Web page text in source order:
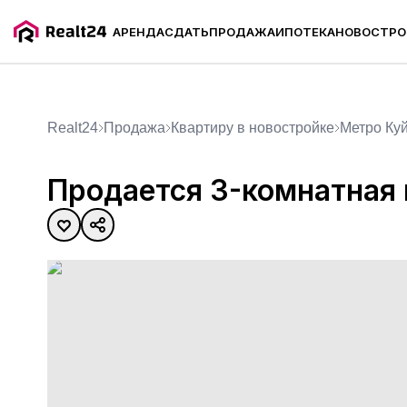
АРЕНДАСДАТЬПРОДАЖАИПОТЕКА
Продается 3-комнатная
Realt24 Продажа квартиру в новостройке метро
Продается 3-